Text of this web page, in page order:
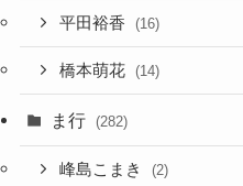
平田裕香 (16)
橋本萌花 (14)
ま行 (282)
峰島こまき (2)